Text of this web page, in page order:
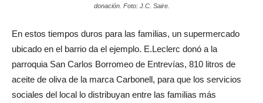
donación. Foto: J.C. Saire.
En estos tiempos duros para las familias, un supermercado
ubicado en el barrio da el ejemplo. E.Leclerc donó a la
parroquia San Carlos Borromeo de Entrevías, 810 litros de
aceite de oliva de la marca Carbonell, para que los servicios
sociales del local lo distribuyan entre las familias más